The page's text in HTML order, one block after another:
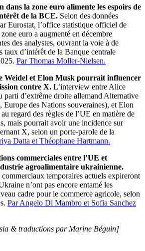
dans la zone euro alimente les espoirs de
de la BCE. Selon des données
Eurostat, l’office statistique officiel de
euro a augmenté en décembre
des analystes, ouvrant la voie à de
taux d’intérêt de la Banque centrale
Par Thomas Moller-Nielsen.
Weidel et Elon Musk pourrait influencer
contre X. L’interview entre Alice
parti d’extrême droite allemand Alternative
des Nations souveraines), et Elon
regard des règles de l’UE en matière de
mais pourrait avoir une incidence sur
X, selon un porte-parole de la
Datta et Théophane Hartmann.
commerciales entre l’UE et
agroalimentaire ukrainienne.
temporaires actuels expireront
n’ont pas encore entamé les
cadre pour le commerce agricole, selon
Par Angelo Di Mambro et Sofia Sanchez
& traductions par Marine Béguin]